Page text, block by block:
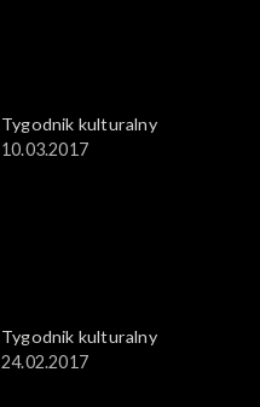
Tygodnik kulturalny
10.03.2017
Tygodnik kulturalny
24.02.2017